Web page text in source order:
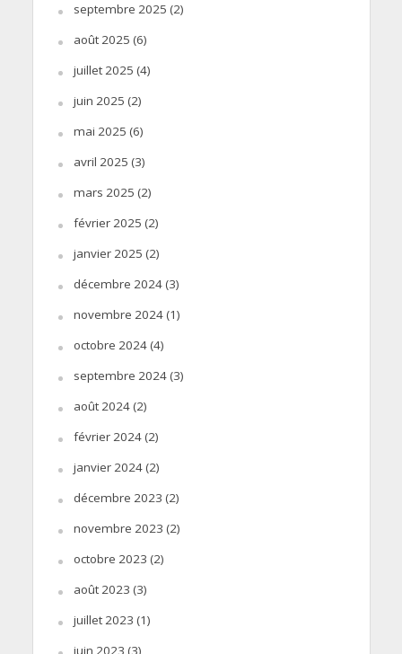
septembre 2025 (2)
août 2025 (6)
juillet 2025 (4)
juin 2025 (2)
mai 2025 (6)
avril 2025 (3)
mars 2025 (2)
février 2025 (2)
janvier 2025 (2)
décembre 2024(3)
novembre 2024(1)
octobre 2024(4)
septembre 2024(3)
août 2024(2)
février 2024(2)
janvier 2024(2)
décembre 2023 (2)
novembre 2023 (2)
octobre 2023 (2)
août 2023 (3)
juillet 2023 (1)
juin 2023 (3)